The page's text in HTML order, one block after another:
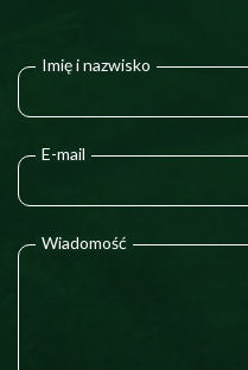
Imię i nazwisko
E-mail
Wiadomość